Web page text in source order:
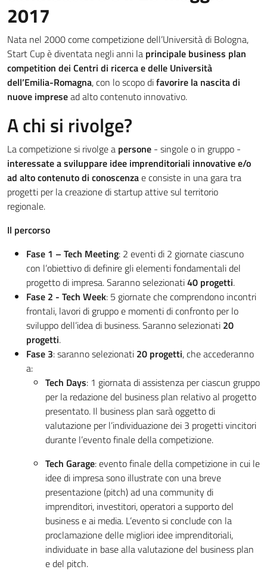
2017
Nata nel 2000 come competizione dell’Università di Bologna,
Start Cup è diventata negli anni la principale business plan
competition dei Centri di ricerca e delle Università
dell’Emilia-Romagna, con lo scopo difavorire la nascita di
nuove impresead alto contenuto innovativo.
A chi si rivolge?
La competizione si rivolge a persone - singole o in gruppo -
interessate a sviluppare idee imprenditoriali innovative e/o
ad alto contenuto di conoscenzae consiste in una gara tra
progetti per la creazione di startup attive sul territorio
regionale.
Il percorso
Fase 1 – Tech Meeting: 2 eventi di 2 giornate ciascuno
con l’obiettivo di definire gli elementi fondamentali del
progetto di impresa. Saranno selezionati40 progetti.
Fase 2 - Tech Week: 5 giornate che comprendono incontri
frontali, lavori di gruppo e momenti di confronto per lo
sviluppo dell’idea di business. Saranno selezionati 20
progetti.
Fase 3: saranno selezionati 20 progetti, che accederanno
a:
Tech Days: 1 giornata di assistenza per ciascun gruppo
per la redazione del business plan relativo al progetto
presentato. Il business plan sarà oggetto di
valutazione per l’individuazione dei 3 progetti vincitori
durante l’evento finale della competizione.
Tech Garage: evento finale della competizione in cui le
idee di impresa sono illustrate con una breve
presentazione (pitch) ad una community di
imprenditori, investitori, operatori a supporto del
business e ai media. L’evento si conclude con la
proclamazione delle migliori idee imprenditoriali,
individuate in base alla valutazione del business plan
e del pitch.